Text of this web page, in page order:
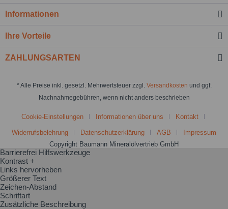
Informationen
Ihre Vorteile
ZAHLUNGSARTEN
* Alle Preise inkl. gesetzl. Mehrwertsteuer zzgl. Versandkosten und ggf.
Nachnahmegebühren, wenn nicht anders beschrieben
Cookie-Einstellungen Informationen über uns Kontakt
Widerrufsbelehrung Datenschutzerklärung AGB
Impressum
Copyright Baumann Mineralölvertrieb GmbH
Barrierefrei Hilfswerkzeuge
Kontrast +
Links hervorheben
Größerer Text
Zeichen-Abstand
Schriftart
Zusätzliche Beschreibung